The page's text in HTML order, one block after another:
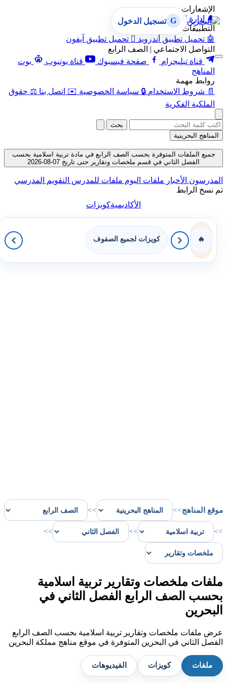
الإشعارات
🔔 إدارة الإشعارات
التطبيقات
🤖 تحميل تطبيق أندرويد  تحميل تطبيق آيفون
التواصل الاجتماعي | الصف الرابع
قناة تيليجرام
صفحة فيسبوك قناة يوتيوب
بوت
المناهج
روابط مهمة
📄 شروط الاستخدام 🔒 سياسة الخصوصية ✉️ اتصل بنا ⚖️ حقوق
الملكية الفكرية
G تسجيل الدخول
بحث
المناهج البحرينية
جميع الملفات المتوفرة بحسب الصف الرابع في مادة تربية اسلامية بحسب
الفصل الثاني في قسم ملخصات وتقارير حتى تاريخ 07-08-2026
المدرسون الأخبار ملفات اليوم ملفات للمدرس التقويم المدرسي
تم نسخ الرابط
الأكاديميةكويزات
🔥 كويزات لجميع الصفوف
موقع المناهج>>
>>
>>
>>
>>
ملفات ملخصات وتقارير تربية اسلامية
بحسب الصف الرابع الفصل الثاني في
البحرين
عرض ملفات ملخصات وتقارير تربية اسلامية بحسب الصف الرابع
الفصل الثاني في البحرين المتوفرة في موقع مناهج مملكة البحرين
ملفات كويزات الفيديوهات